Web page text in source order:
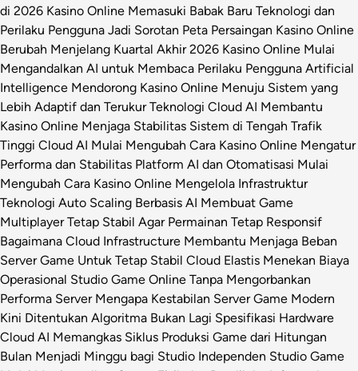
di 2026 Kasino Online Memasuki Babak Baru Teknologi dan
Perilaku Pengguna Jadi Sorotan Peta Persaingan Kasino Online
Berubah Menjelang Kuartal Akhir 2026 Kasino Online Mulai
Mengandalkan AI untuk Membaca Perilaku Pengguna Artificial
Intelligence Mendorong Kasino Online Menuju Sistem yang
Lebih Adaptif dan Terukur Teknologi Cloud AI Membantu
Kasino Online Menjaga Stabilitas Sistem di Tengah Trafik
Tinggi Cloud AI Mulai Mengubah Cara Kasino Online Mengatur
Performa dan Stabilitas Platform AI dan Otomatisasi Mulai
Mengubah Cara Kasino Online Mengelola Infrastruktur
Teknologi Auto Scaling Berbasis AI Membuat Game
Multiplayer Tetap Stabil Agar Permainan Tetap Responsif
Bagaimana Cloud Infrastructure Membantu Menjaga Beban
Server Game Untuk Tetap Stabil Cloud Elastis Menekan Biaya
Operasional Studio Game Online Tanpa Mengorbankan
Performa Server Mengapa Kestabilan Server Game Modern
Kini Ditentukan Algoritma Bukan Lagi Spesifikasi Hardware
Cloud AI Memangkas Siklus Produksi Game dari Hitungan
Bulan Menjadi Minggu bagi Studio Independen Studio Game